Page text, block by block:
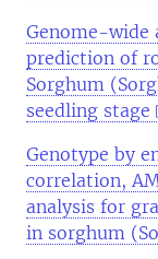
Genome-wide
prediction of
Sorghum
seedling stage
Genotype by
correlation,
analysis for
in sorghum